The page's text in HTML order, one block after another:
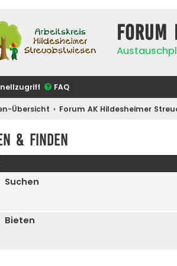
FAQ
Übersicht Forum AK Hildesheimer
& Finden
Suchen
Bieten